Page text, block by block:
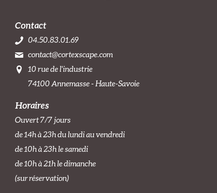
Contact
04.50.83.01.69
contact@cortexscape.com
10 rue de l'industrie
74100 Annemasse - Haute-Savoie
Horaires
Ouvert 7/7 jours
de 14h à 23h du lundi au vendredi
de 10h à 23h le samedi
de 10h à 21h le dimanche
(sur réservation)